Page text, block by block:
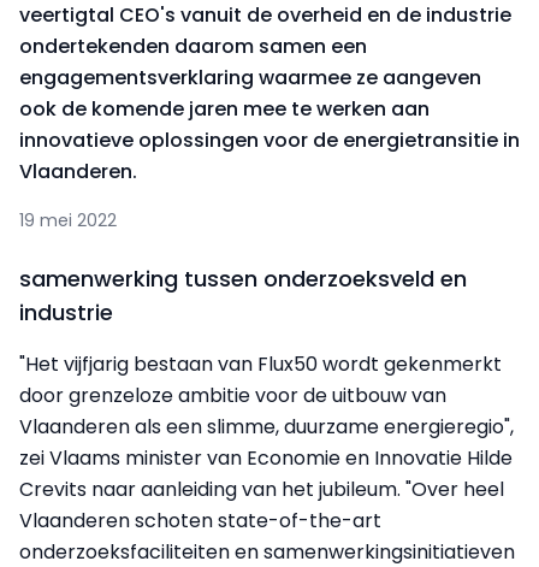
veertigtal CEO's vanuit de overheid en de industrie
ondertekenden daarom samen een
engagementsverklaring waarmee ze aangeven
ook de komende jaren mee te werken aan
innovatieve oplossingen voor de energietransitie in
Vlaanderen.
19 mei 2022
samenwerking tussen onderzoeksveld en
industrie
"Het vijfjarig bestaan van Flux50 wordt gekenmerkt
door grenzeloze ambitie voor de uitbouw van
Vlaanderen als een slimme, duurzame energieregio",
zei Vlaams minister van Economie en Innovatie Hilde
Crevits naar aanleiding van het jubileum. "Over heel
Vlaanderen schoten state-of-the-art
onderzoeksfaciliteiten en samenwerkingsinitiatieven